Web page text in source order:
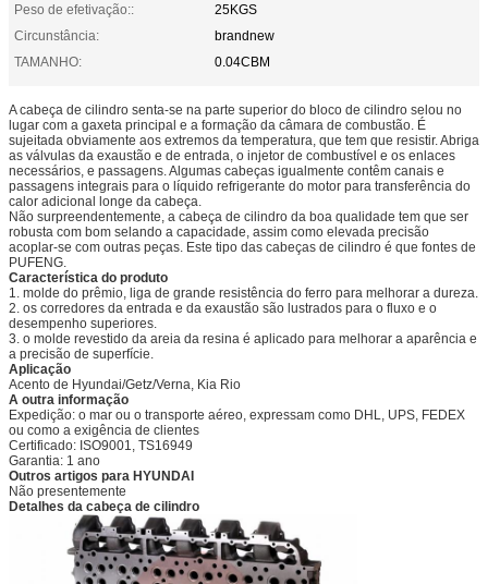
Peso de efetivação::
25KGS
Circunstância:
brandnew
TAMANHO:
0.04CBM
A cabeça de cilindro senta-se na parte superior do bloco de cilindro selou no
lugar com a gaxeta principal e a formação da câmara de combustão. É
sujeitada obviamente aos extremos da temperatura, que tem que resistir. Abriga
as válvulas da exaustão e de entrada, o injetor de combustível e os enlaces
necessários, e passagens. Algumas cabeças igualmente contêm canais e
passagens integrais para o líquido refrigerante do motor para transferência do
calor adicional longe da cabeça.
Não surpreendentemente, a cabeça de cilindro da boa qualidade tem que ser
robusta com bom selando a capacidade, assim como elevada precisão
acoplar-se com outras peças. Este tipo das cabeças de cilindro é que fontes de
PUFENG.
Característica do produto
1. molde do prêmio, liga de grande resistência do ferro para melhorar a dureza.
2. os corredores da entrada e da exaustão são lustrados para o fluxo e o
desempenho superiores.
3. o molde revestido da areia da resina é aplicado para melhorar a aparência e
a precisão de superfície.
Aplicação
Acento de Hyundai/Getz/Verna, Kia Rio
A outra informação
Expedição: o mar ou o transporte aéreo, expressam como DHL, UPS, FEDEX
ou como a exigência de clientes
Certificado: ISO9001, TS16949
Garantia: 1 ano
Outros artigos para HYUNDAI
Não presentemente
Detalhes da cabeça de cilindro